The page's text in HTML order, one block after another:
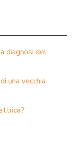
diagnosi del
una vecchia